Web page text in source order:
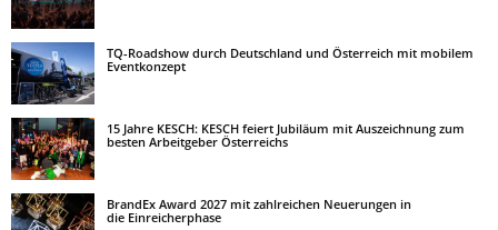
TQ-Roadshow durch Deutschland und Österreich mit mobilem
Eventkonzept
15 Jahre KESCH: KESCH feiert Jubiläum mit Auszeichnung zum
besten Arbeitgeber Österreichs
BrandEx Award 2027 mit zahlreichen Neuerungen in
die Einreicherphase